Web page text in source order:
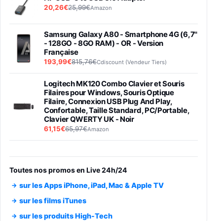
20,26€25,99€Amazon
Samsung Galaxy A80 - Smartphone 4G (6,7''
- 128GO - 8GO RAM) - OR - Version
Française
193,99€815,76€Cdiscount (Vendeur Tiers)
Logitech MK120 Combo Clavier et Souris
Filaires pour Windows, Souris Optique
Filaire, Connexion USB Plug And Play,
Confortable, Taille Standard, PC/Portable,
Clavier QWERTY UK - Noir
61,15€65,97€Amazon
entraénement direct 3 vitesses (33-45-78
trs/min) avec pre-ampli intégré et port USB
Smartphone SAMSUNG Galaxy S26 Ultra
891,99€1199€Fnac (Vendeur Tiers)
Toutes nos promos en Live 24h/24
sur les Apps iPhone, iPad, Mac & Apple TV
sur les films iTunes
sur les produits High-Tech